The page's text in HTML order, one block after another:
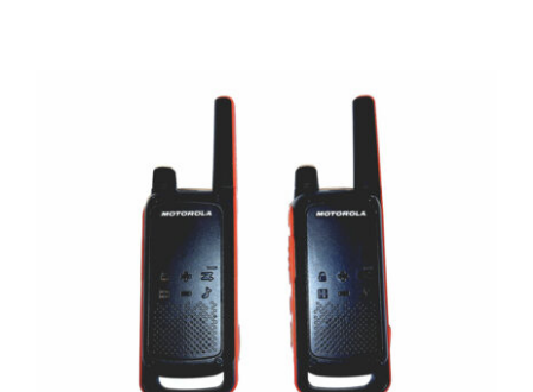
Walkie-Talkie-Motorola Talkabout T82
PMR Funkgerät